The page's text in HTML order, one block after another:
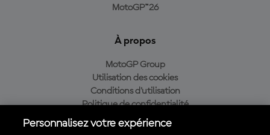
MotoGP™26
À propos
MotoGP Group
Utilisation des cookies
Conditions d'utilisation
Politique de confidentialité
Politique d’achat
Personnalisez votre expérience